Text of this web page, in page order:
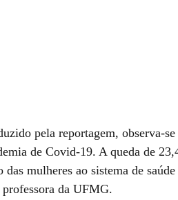
pela reportagem, observa-
de Covid-19. A queda de
mulheres ao sistema de
da UFMG.